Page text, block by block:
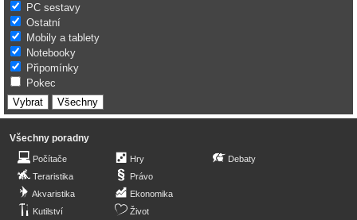
PC sestavy
Ostatní
Mobily a tablety
Notebooky
Připomínky
Pokec
Všechny poradny
Počítače
Teraristika
Akvaristika
Kutilství
Hry
Právo
Ekonomika
Život
Debaty